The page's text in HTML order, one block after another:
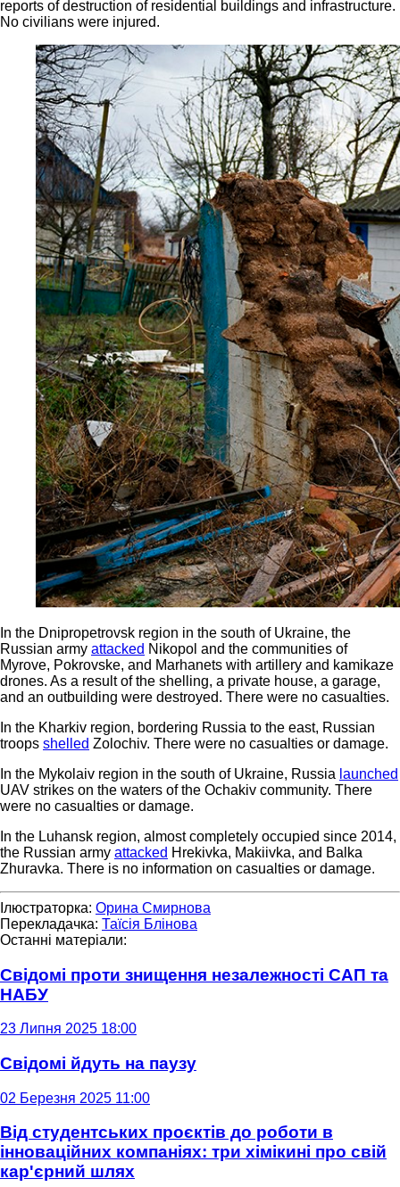
reports of destruction of residential buildings and infrastructure.
No civilians were injured.
In the Dnipropetrovsk region in the south of Ukraine, the
Russian army attacked Nikopol and the communities of
Myrove, Pokrovske, and Marhanets with artillery and kamikaze
drones. As a result of the shelling, a private house, a garage,
and an outbuilding were destroyed. There were no casualties.
In the Kharkiv region, bordering Russia to the east, Russian
troops shelled Zolochiv. There were no casualties or damage.
In the Mykolaiv region in the south of Ukraine, Russia launched
UAV strikes on the waters of the Ochakiv community. There
were no casualties or damage.
In the Luhansk region, almost completely occupied since 2014,
the Russian army attacked Hrekivka, Makiivka, and Balka
Zhuravka. There is no information on casualties or damage.
Ілюстраторка: Орина Смирнова
Перекладачка: Таїсія Блінова
Останні матеріали:
Свідомі проти знищення незалежності САП та
НАБУ
23 Липня 2025 18:00
Свідомі йдуть на паузу
02 Березня 2025 11:00
Від студентських проєктів до роботи в
інноваційних компаніях: три хімікині про свій
кар'єрний шлях